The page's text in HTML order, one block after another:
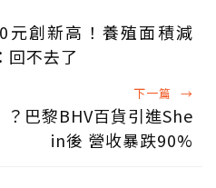
元創新高！養殖面積減
回不去了
下一篇 →
巴黎BHV百貨引進She
in後 營收暴跌90%